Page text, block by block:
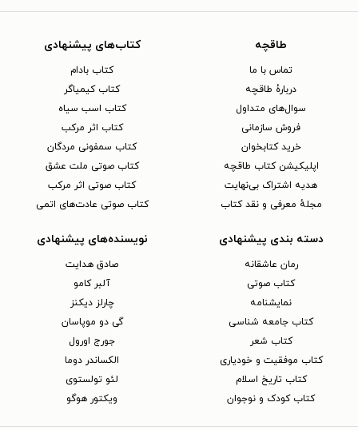
طاقچه
تماس با ما
دربارهٔ طاقچه
سوال‌های متداول
فروش سازمانی
خرید کتابخوان
اپلیکیشن کتاب طاقچه
هدیه اشتراک بی‌نهایت
مجلهٔ معرفی و نقد کتاب
کتاب‌های پیشنهادی
کتاب بادام
کتاب کیمیاگر
کتاب اسب سیاه
کتاب اثر مرکب
کتاب سمفونی مردگان
کتاب صوتی ملت عشق
کتاب صوتی اثر مرکب
کتاب صوتی عادت‌های اتمی
دسته بندی پیشنهادی
رمان عاشقانه
کتاب‌ صوتی
نمایشنامه
کتاب جامعه شناسی
کتاب شعر
کتاب موفقیت و خودیاری
کتاب تاریخ اسلام
کتاب کودک و نوجوان
نویسنده‌های پیشنهادی
صادق هدایت
آلبر کامو
چارلز دیکنز
گی دو موپاسان
جورج اورول
الکساندر دوما
لئو تولستوی
ویکتور هوگو